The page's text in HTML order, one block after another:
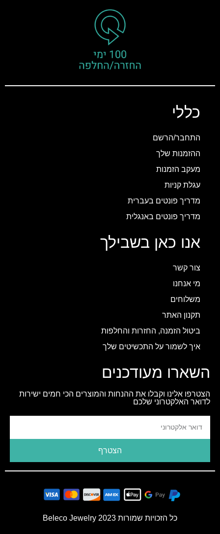
כללי
התחבר/הרשם
ההזמנות שלך
מעקב הזמנות
עגלת קניות
מדריך פונטים בעברית
מדריך פונטים באנגלית
אנו כאן בשבילך
צור קשר
מי אנחנו
משלוחים
תקנון האתר
ביטול הזמנה, החזרות והחלפות
איך לשמור על התכשיטים שלך
השארו מעודכנים
הצטרפו אלינו וקבלו את ההנחות והמוצרים הכי חמים ישירות
לדואר האלקטרוני שלכם
הצטרף
כל הזכויות שמורות 2023 Beleco Jewelry